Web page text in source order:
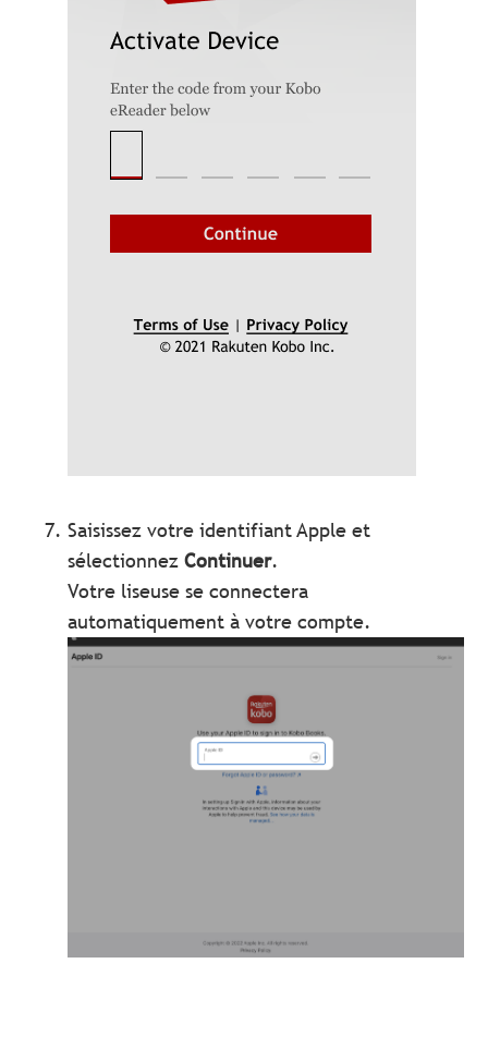
Saisissez votre identifiant Apple et
sélectionnezContinuer.
Votre liseuse se connectera
automatiquement à votre compte.